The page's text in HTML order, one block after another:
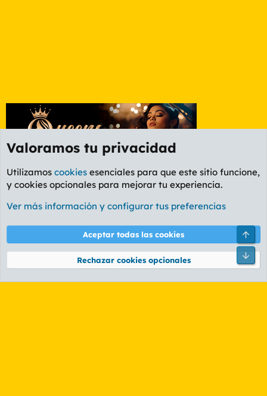
Etiquetas
Cookies
PL OLDSTYLE AMARILLO
Términos y reglas Política de privacidad Ayuda
Community platform by XenForo® © 2010-2026 XenForo Ltd.
Valoramos tu privacidad
Utilizamos cookies esenciales para que este sitio funcione,
y cookies opcionales para mejorar tu experiencia.
Ver más información y configurar tus preferencias
Aceptar todas las cookies
Rechazar cookies opcionales
Pie